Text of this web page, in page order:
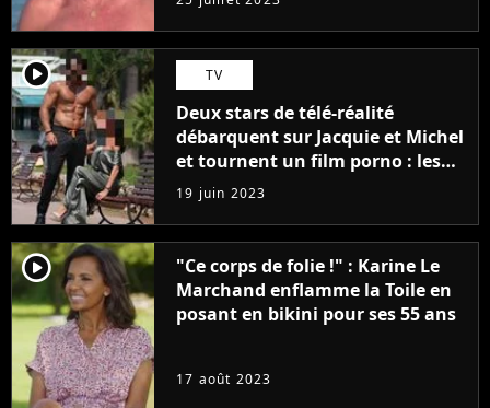
player2 TV
Deux stars de télé-réalité
débarquent sur Jacquie et Michel
et tournent un film porno : les
premières images du tournage
(exclu)
19 juin 2023
player2
"Ce corps de folie !" : Karine Le
Marchand enflamme la Toile en
posant en bikini pour ses 55 ans
17 août 2023